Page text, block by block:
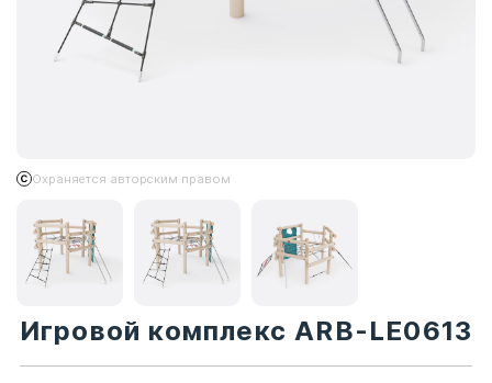
Охраняется авторским правом
Игровой комплекс ARB-LE0613